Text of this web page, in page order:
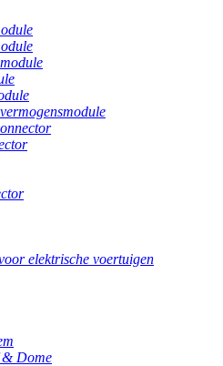
elektrische voertuigen
& Dome